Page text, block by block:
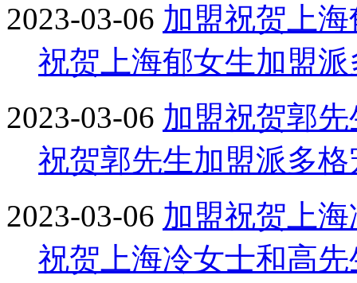
2023-03-06 加盟祝贺上
祝贺上海郁女生加盟
2023-03-06 加盟祝贺郭
祝贺郭先生加盟派多
2023-03-06 加盟祝贺上
祝贺上海冷女士和高